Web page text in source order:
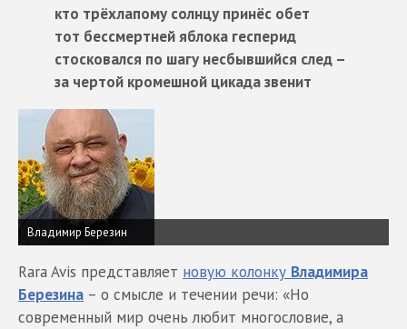
кто трёхлапому солнцу принёс обет
тот бессмертней яблока гесперид
стосковался по шагу несбывшийся след –
за чертой кромешной цикада звенит
Владимир Березин
Rara Avis представляет новую колонку Владимира
Березина – о смысле и течении речи: «Но
современный мир очень любит многословие, а